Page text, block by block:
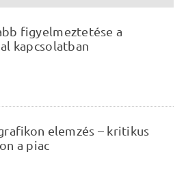
figyelmeztetése a
kapcsolatban
elemzés – kritikus
a piac